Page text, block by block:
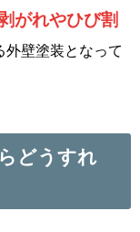
がれやひび割
外壁塗装となって
どうすれ